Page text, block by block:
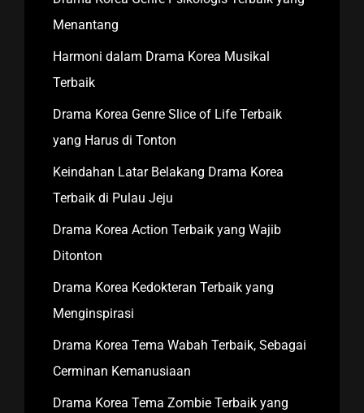
Menantang
Harmoni dalam Drama Korea Musikal
Terbaik
Drama Korea Genre Slice of Life Terbaik
yang Harus di Tonton
Keindahan Latar Belakang Drama Korea
Terbaik di Pulau Jeju
Drama Korea Action Terbaik yang Wajib
Ditonton
Drama Korea Kedokteran Terbaik yang
Menginspirasi
Drama Korea Tema Wabah Terbaik, Sebagai
Cerminan Kemanusiaan
Drama Korea Tema Zombie Terbaik yang